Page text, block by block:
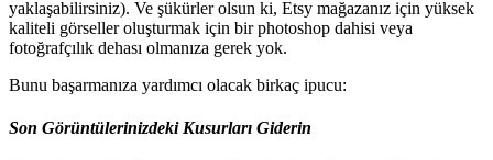
yaklaşabilirsiniz). Ve şükürler olsun ki, Etsy mağazanız için yüksek
kaliteli görseller oluşturmak için bir photoshop dahisi veya
fotoğrafçılık dehası olmanıza gerek yok.
Bunu başarmanıza yardımcı olacak birkaç ipucu:
Son Görüntülerinizdeki Kusurları Giderin